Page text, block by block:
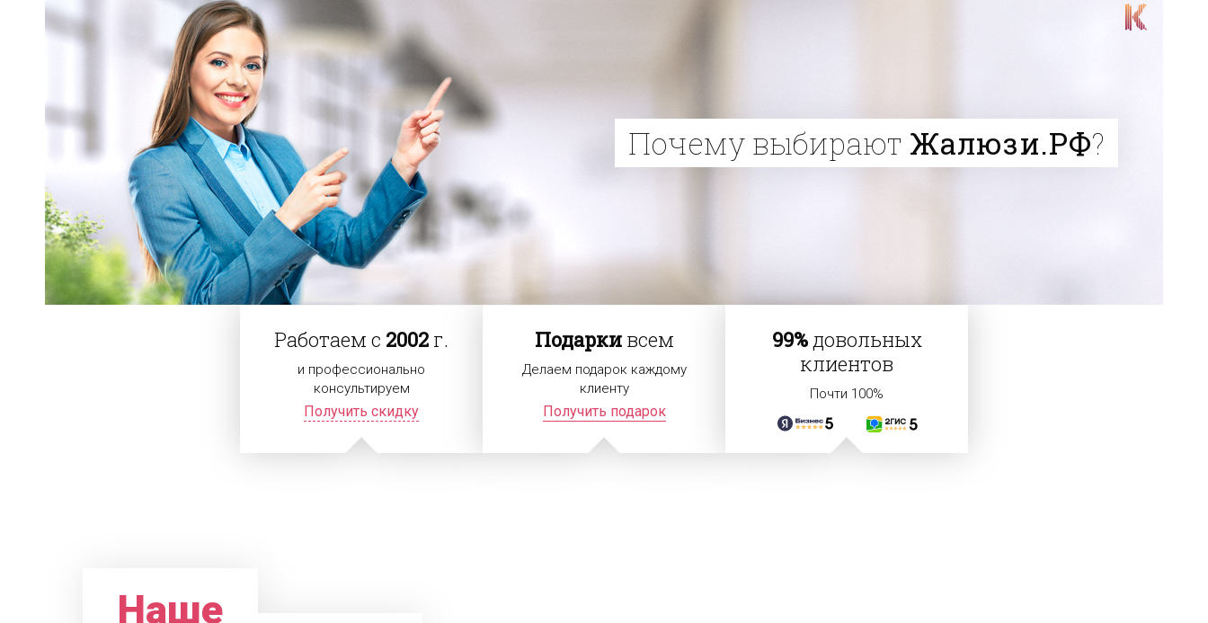
Почему выбирают Жалюзи.РФ?
Работаем с 2002 г.
и профессионально
консультируем
Получить скидку
Подаркивсем
Делаем подарок каждому
клиенту
Получить подарок
99%довольных
клиентов
Почти 100%
Наше